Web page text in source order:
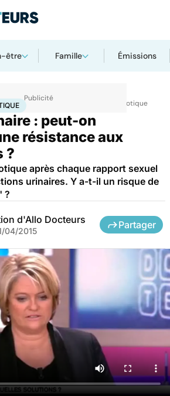
être Famille Émissions
infectieuses Médicament antibiotique
: peut-on
résistance aux
?
après chaque rapport sexuel
urinaires. Y a-t-il un risque de
?
d'Allo Docteurs
04/2015
Partager